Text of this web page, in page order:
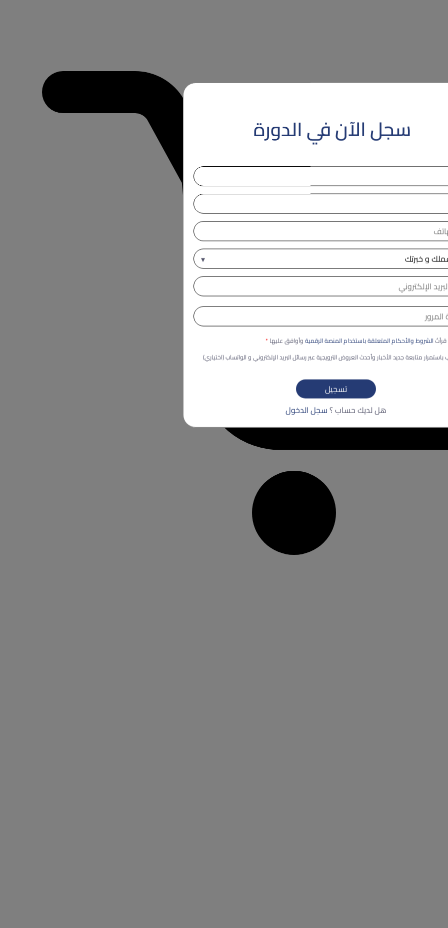
سجل الآن في الدورة
▾
الشروط والأحكام المتعلقة باستخدام المنصة الرقميةوأوافق عليها*
متابعة جديد الأخبار وأحدث العروض الترويجية عبر رسائل البريد الإلكتروني و الواتساب (اختياري)
هل لديك حساب ؟سجل الدخول